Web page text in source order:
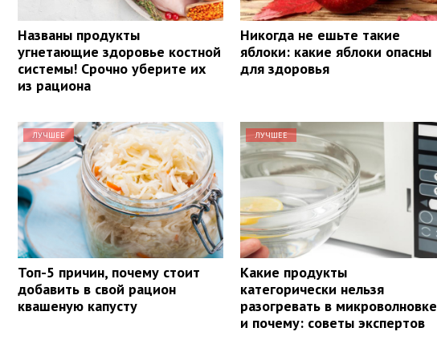
Названы продукты
угнетающие здоровье костной
системы! Срочно уберите их
из рациона
Никогда не ешьте такие
яблоки: какие яблоки опасны
для здоровья
ЛУЧШЕЕ
Топ-5 причин, почему стоит
добавить в свой рацион
квашеную капусту
ЛУЧШЕЕ
Какие продукты
категорически нельзя
разогревать в микроволновке
и почему: советы экспертов